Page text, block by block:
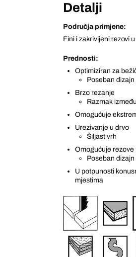
Detalji
Područja primjene:
Fini i zakrivljeni rezovi
Prednosti:
Optimiziran za
Poseban dizajn
Brzo rezanje
Razmak
Omogućuje
Urezivanje u drvo
Šiljast vrh
Omogućuje rezove
Poseban
U potpunosti
mjestima